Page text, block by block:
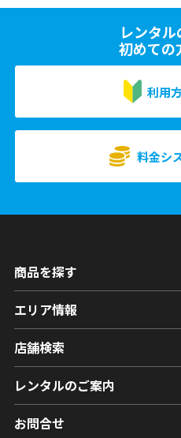
レンタ
初めての
利用
料金シ
商品を探す
エリア情報
店舗検索
レンタルのご案内
お問合せ